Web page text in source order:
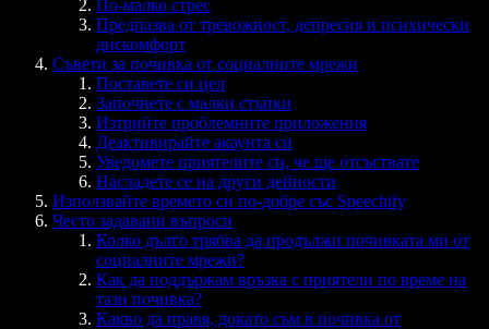
По-малко стрес
Предпазва от тревожност, депресия и психически
дискомфорт
Съвети за почивка от социалните мрежи
Поставете си цел
Започнете с малки стъпки
Изтрийте проблемните приложения
Деактивирайте акаунта си
Уведомете приятелите си, че ще отсъствате
Насладете се на други дейности
Използвайте времето си по-добре със Speechify
Често задавани въпроси
Колко дълго трябва да продължи почивката ми от
социалните мрежи?
Как да поддържам връзка с приятели по време на
тази почивка?
Какво да правя, докато съм в почивка от